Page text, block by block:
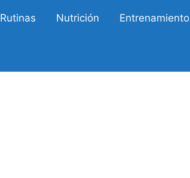
Rutinas Nutrición Entrenamiento